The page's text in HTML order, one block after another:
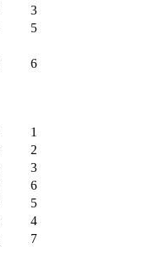
3
5
6
1
2
3
6
5
4
7